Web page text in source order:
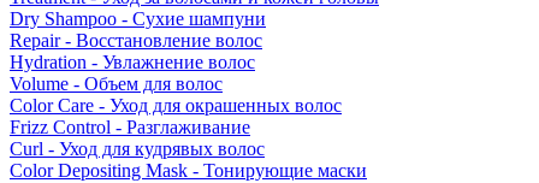
Dry Shampoo - Сухие шампуни
Repair - Восстановление волос
Hydration - Увлажнение волос
Volume - Объем для волос
Color Care - Уход для окрашенных волос
Frizz Control - Разглаживание
Curl - Уход для кудрявых волос
Color Depositing Mask - Тонирующие маски